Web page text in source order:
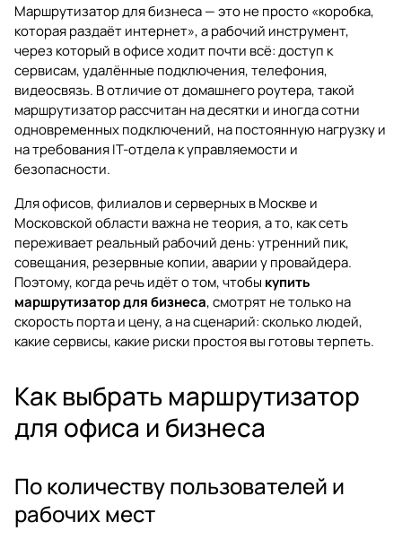
Маршрутизатор для бизнеса — это не просто «коробка,
которая раздаёт интернет», а рабочий инструмент,
через который в офисе ходит почти всё: доступ к
сервисам, удалённые подключения, телефония,
видеосвязь. В отличие от домашнего роутера, такой
маршрутизатор рассчитан на десятки и иногда сотни
одновременных подключений, на постоянную нагрузку и
на требования IT-отдела к управляемости и
безопасности.
Для офисов, филиалов и серверных в Москве и
Московской области важна не теория, а то, как сеть
переживает реальный рабочий день: утренний пик,
совещания, резервные копии, аварии у провайдера.
Поэтому, когда речь идёт о том, чтобы купить
маршрутизатор для бизнеса, смотрят не только на
скорость порта и цену, а на сценарий: сколько людей,
какие сервисы, какие риски простоя вы готовы терпеть.
Как выбрать маршрутизатор
для офиса и бизнеса
По количеству пользователей и
рабочих мест